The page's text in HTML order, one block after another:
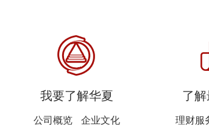
我要了解华夏
公司概览
企业文化
了
理财服